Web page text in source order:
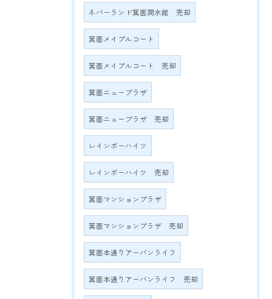
ネバーランド箕面潤水館 売却
箕面メイプルコート
箕面メイプルコート 売却
箕面ニュープラザ
箕面ニュープラザ 売却
レインボーハイツ
レインボーハイツ 売却
箕面マンションプラザ
箕面マンションプラザ 売却
箕面本通りアーバンライフ
箕面本通りアーバンライフ 売却